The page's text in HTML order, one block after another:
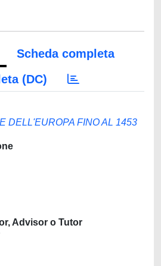
Scheda completa
(DC)
DELL'EUROPA FINO AL 1453
Advisor o Tutor